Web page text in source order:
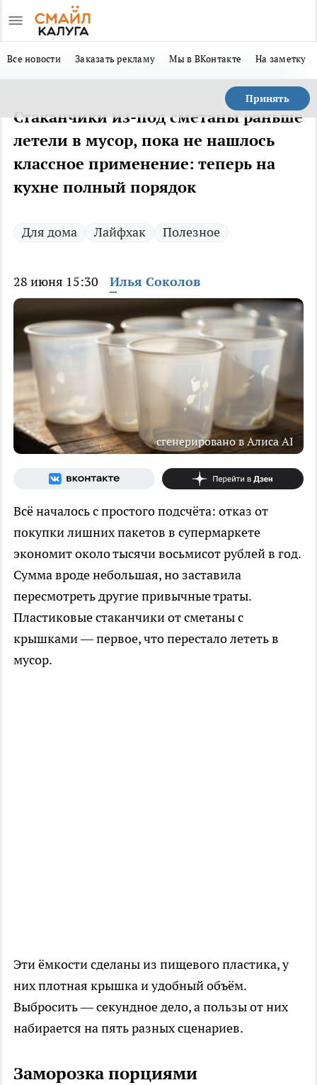
Все новости Заказать рекламу Мы в ВКонтакте На заметку
Принять
Стаканчики из-под сметаны раньше
летели в мусор, пока не нашлось
классное применение: теперь на
кухне полный порядок
Для дома Лайфхак Полезное
28 июня 15:30 Илья Соколов
сгенерировано в Алиса AI
Всё началось с простого подсчёта: отказ от
покупки лишних пакетов в супермаркете
экономит около тысячи восьмисот рублей в год.
Сумма вроде небольшая, но заставила
пересмотреть другие привычные траты.
Пластиковые стаканчики от сметаны с
крышками — первое, что перестало лететь в
мусор.
Эти ёмкости сделаны из пищевого пластика, у
них плотная крышка и удобный объём.
Выбросить — секундное дело, а пользы от них
набирается на пять разных сценариев.
Заморозка порциями